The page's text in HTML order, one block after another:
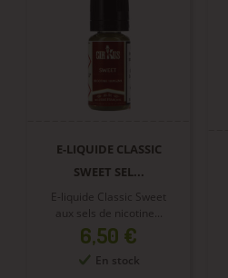
E-LIQUIDE CLASSIC
SWEET SEL...
E-liquide Classic Sweet
aux sels de nicotine...
Prix
6,50 €
En stock